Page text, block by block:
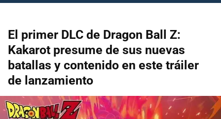
El primer DLC de Dragon Ball Z:
Kakarot presume de sus nuevas
batallas y contenido en este tráiler
de lanzamiento